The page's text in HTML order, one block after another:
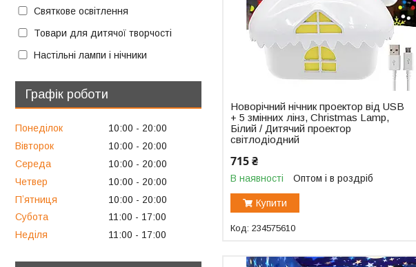
Новорічний нічник проектор від USB
+ 5 змінних лінз, Christmas Lamp,
Білий / Дитячий проектор
світлодіодний
715 ₴
В наявності Оптом і в роздріб
Купити
234575610
Святкове освітлення
Товари для дитячої творчості
Настільні лампи і нічники
Графік роботи
Понеділок 10:00
20:00
Вівторок
10:00
20:00
Середа
10:00
20:00
Четвер
10:00
20:00
Пʼятниця
10:00
20:00
Субота
11:00
17:00
Неділя
11:00 17:00